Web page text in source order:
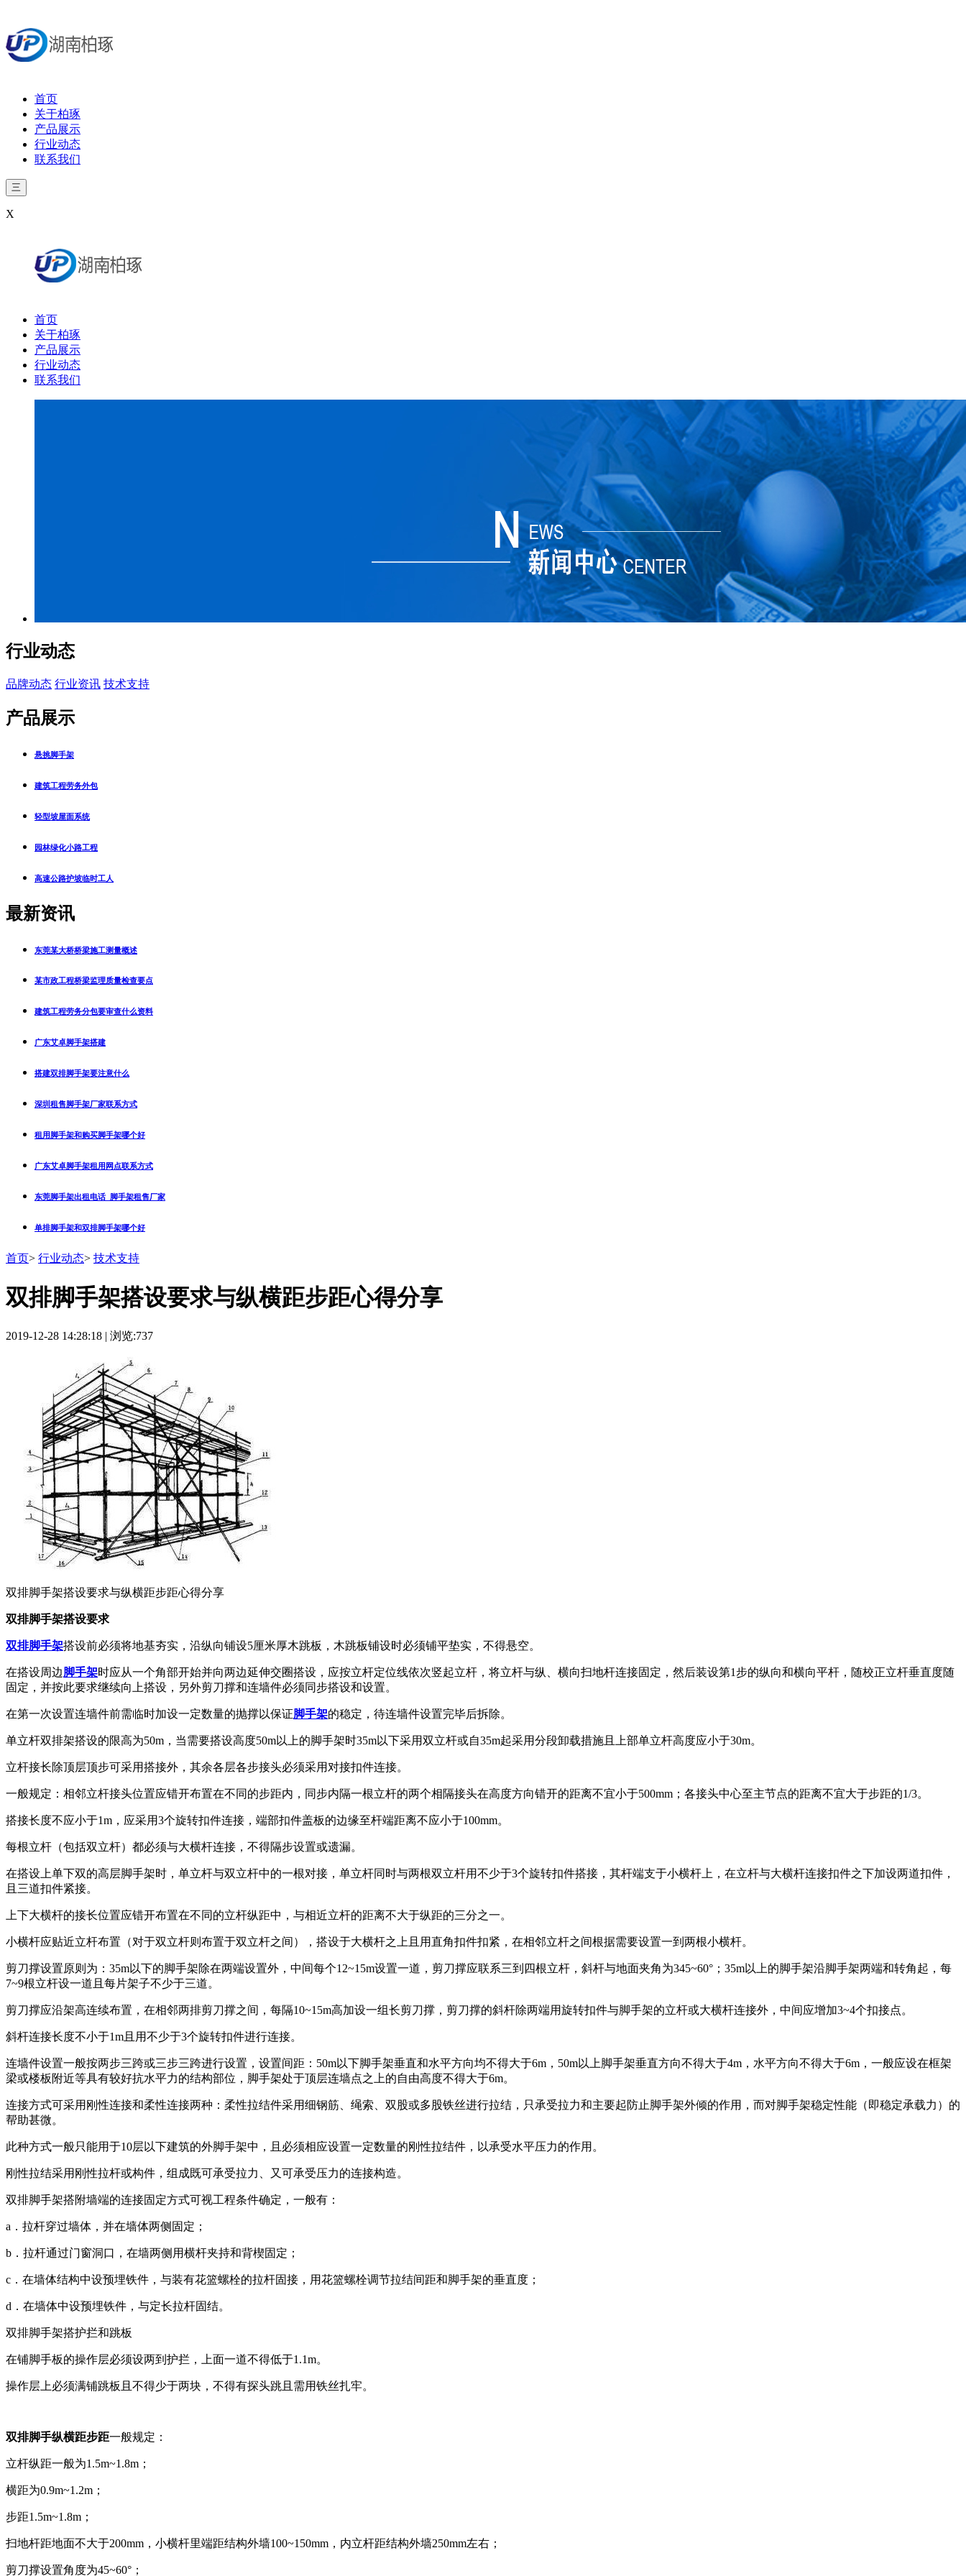
首页
关于柏琢
产品展示
行业动态
联系我们
三
X
首页
关于柏琢
产品展示
行业动态
联系我们
行业动态
品牌动态 行业资讯 技术支持
产品展示
悬挑脚手架
建筑工程劳务外包
轻型坡屋面系统
园林绿化小路工程
高速公路护坡临时工人
最新资讯
东莞某大桥桥梁施工测量概述
某市政工程桥梁监理质量检查要点
建筑工程劳务分包要审查什么资料
广东艾卓脚手架搭建
搭建双排脚手架要注意什么
深圳租售脚手架厂家联系方式
租用脚手架和购买脚手架哪个好
广东艾卓脚手架租用网点联系方式
东莞脚手架出租电话_脚手架租售厂家
单排脚手架和双排脚手架哪个好
首页> 行业动态> 技术支持
双排脚手架搭设要求与纵横距步距心得分享
2019-12-28 14:28:18 | 浏览:737
双排脚手架搭设要求与纵横距步距心得分享
双排脚手架搭设要求
双排脚手架搭设前必须将地基夯实，沿纵向铺设5厘米厚木跳板，木跳板铺设时必须铺平垫实，不得悬空。
在搭设周边脚手架时应从一个角部开始并向两边延伸交圈搭设，应按立杆定位线依次竖起立杆，将立杆与纵、横向扫地杆连接固定，然后装设第1步的纵向和横向平杆，随校正立杆垂直度随
固定，并按此要求继续向上搭设，另外剪刀撑和连墙件必须同步搭设和设置。
在第一次设置连墙件前需临时加设一定数量的抛撑以保证脚手架的稳定，待连墙件设置完毕后拆除。
单立杆双排架搭设的限高为50m，当需要搭设高度50m以上的脚手架时35m以下采用双立杆或自35m起采用分段卸载措施且上部单立杆高度应小于30m。
立杆接长除顶层顶步可采用搭接外，其余各层各步接头必须采用对接扣件连接。
一般规定：相邻立杆接头位置应错开布置在不同的步距内，同步内隔一根立杆的两个相隔接头在高度方向错开的距离不宜小于500mm；各接头中心至主节点的距离不宜大于步距的1/3。
搭接长度不应小于1m，应采用3个旋转扣件连接，端部扣件盖板的边缘至杆端距离不应小于100mm。
每根立杆（包括双立杆）都必须与大横杆连接，不得隔步设置或遗漏。
在搭设上单下双的高层脚手架时，单立杆与双立杆中的一根对接，单立杆同时与两根双立杆用不少于3个旋转扣件搭接，其杆端支于小横杆上，在立杆与大横杆连接扣件之下加设两道扣件，
且三道扣件紧接。
上下大横杆的接长位置应错开布置在不同的立杆纵距中，与相近立杆的距离不大于纵距的三分之一。
小横杆应贴近立杆布置（对于双立杆则布置于双立杆之间），搭设于大横杆之上且用直角扣件扣紧，在相邻立杆之间根据需要设置一到两根小横杆。
剪刀撑设置原则为：35m以下的脚手架除在两端设置外，中间每个12~15m设置一道，剪刀撑应联系三到四根立杆，斜杆与地面夹角为345~60°；35m以上的脚手架沿脚手架两端和转角起，每
7~9根立杆设一道且每片架子不少于三道。
剪刀撑应沿架高连续布置，在相邻两排剪刀撑之间，每隔10~15m高加设一组长剪刀撑，剪刀撑的斜杆除两端用旋转扣件与脚手架的立杆或大横杆连接外，中间应增加3~4个扣接点。
斜杆连接长度不小于1m且用不少于3个旋转扣件进行连接。
连墙件设置一般按两步三跨或三步三跨进行设置，设置间距：50m以下脚手架垂直和水平方向均不得大于6m，50m以上脚手架垂直方向不得大于4m，水平方向不得大于6m，一般应设在框架
梁或楼板附近等具有较好抗水平力的结构部位，脚手架处于顶层连墙点之上的自由高度不得大于6m。
连接方式可采用刚性连接和柔性连接两种：柔性拉结件采用细钢筋、绳索、双股或多股铁丝进行拉结，只承受拉力和主要起防止脚手架外倾的作用，而对脚手架稳定性能（即稳定承载力）的
帮助甚微。
此种方式一般只能用于10层以下建筑的外脚手架中，且必须相应设置一定数量的刚性拉结件，以承受水平压力的作用。
刚性拉结采用刚性拉杆或构件，组成既可承受拉力、又可承受压力的连接构造。
双排脚手架搭附墙端的连接固定方式可视工程条件确定，一般有：
a．拉杆穿过墙体，并在墙体两侧固定；
b．拉杆通过门窗洞口，在墙两侧用横杆夹持和背楔固定；
c．在墙体结构中设预埋铁件，与装有花篮螺栓的拉杆固接，用花篮螺栓调节拉结间距和脚手架的垂直度；
d．在墙体中设预埋铁件，与定长拉杆固结。
双排脚手架搭护拦和跳板
在铺脚手板的操作层必须设两到护拦，上面一道不得低于1.1m。
操作层上必须满铺跳板且不得少于两块，不得有探头跳且需用铁丝扎牢。
双排脚手纵横距步距一般规定：
立杆纵距一般为1.5m~1.8m；
横距为0.9m~1.2m；
步距1.5m~1.8m；
扫地杆距地面不大于200mm，小横杆里端距结构外墙100~150mm，内立杆距结构外墙250mm左右；
剪刀撑设置角度为45~60°；